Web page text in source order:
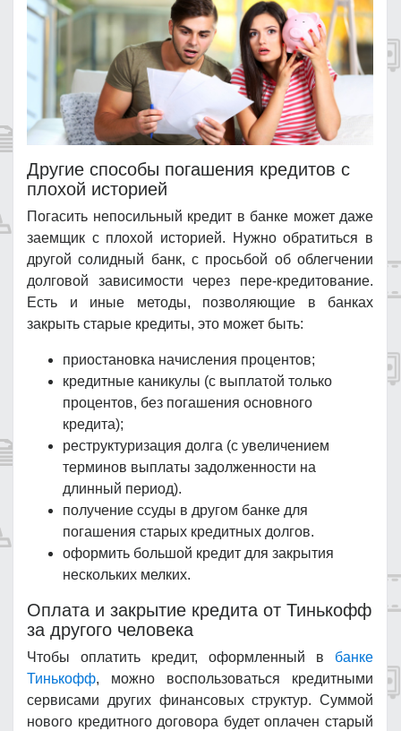
Другие способы погашения кредитов с
плохой историей
Погасить непосильный кредит в банке может даже
заемщик с плохой историей. Нужно обратиться в
другой солидный банк, с просьбой об облегчении
долговой зависимости через пере-кредитование.
Есть и иные методы, позволяющие в банках
закрыть старые кредиты, это может быть:
приостановка начисления процентов;
кредитные каникулы (с выплатой только
процентов, без погашения основного
кредита);
реструктуризация долга (с увеличением
терминов выплаты задолженности на
длинный период).
получение ссуды в другом банке для
погашения старых кредитных долгов.
оформить большой кредит для закрытия
нескольких мелких.
Оплата и закрытие кредита от Тинькофф
за другого человека
Чтобы оплатить кредит, оформленный в банке
Тинькофф, можно воспользоваться кредитными
сервисами других финансовых структур. Суммой
нового кредитного договора будет оплачен старый